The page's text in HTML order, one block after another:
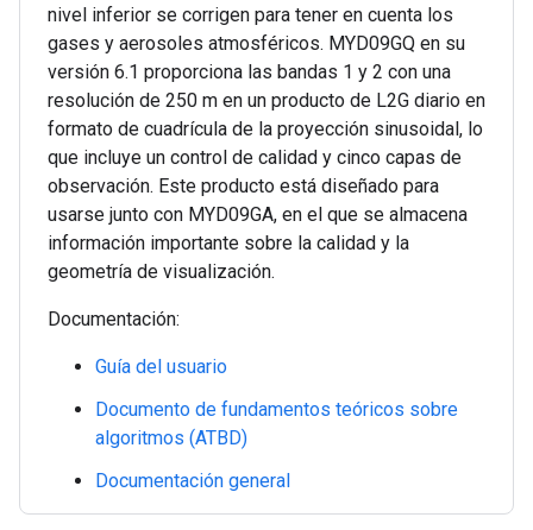
nivel inferior se corrigen para tener en cuenta los
gases y aerosoles atmosféricos. MYD09GQ en su
versión 6.1 proporciona las bandas 1 y 2 con una
resolución de 250 m en un producto de L2G diario en
formato de cuadrícula de la proyección sinusoidal, lo
que incluye un control de calidad y cinco capas de
observación. Este producto está diseñado para
usarse junto con MYD09GA, en el que se almacena
información importante sobre la calidad y la
geometría de visualización.
Documentación:
Guía del usuario
Documento de fundamentos teóricos sobre
algoritmos (ATBD)
Documentación general